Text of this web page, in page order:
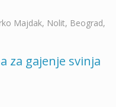
Majdak, Nolit, Beograd,
za gajenje svinja